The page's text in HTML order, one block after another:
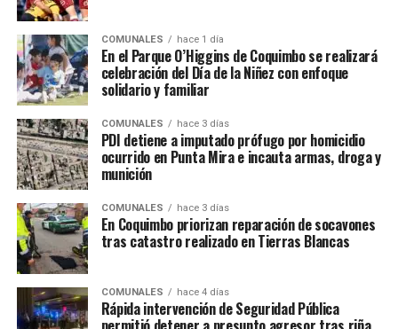
COMUNALES hace 1 día
En el Parque O’Higgins de Coquimbo se realizará
celebración del Día de la Niñez con enfoque
solidario y familiar
COMUNALES hace 3 días
PDI detiene a imputado prófugo por homicidio
ocurrido en Punta Mira e incauta armas, droga y
munición
COMUNALES hace 3 días
En Coquimbo priorizan reparación de socavones
tras catastro realizado en Tierras Blancas
COMUNALES hace 4 días
Rápida intervención de Seguridad Pública